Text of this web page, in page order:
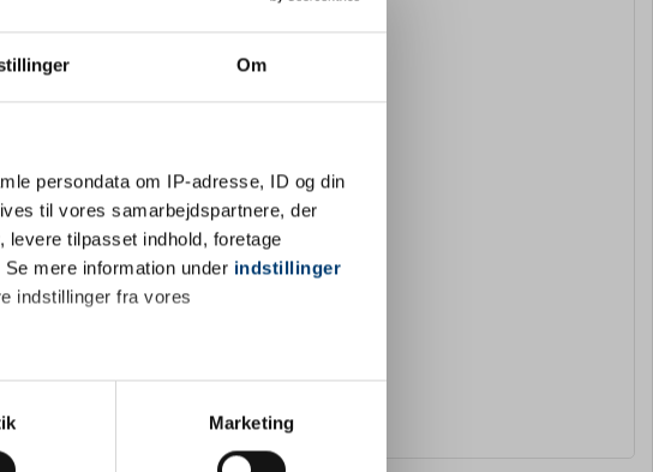
Om
persondata om IP-adresse, ID og din
til vores samarbejdspartnere, der
levere tilpasset indhold, foretage
mere information under indstillinger
indstillinger fra vores
for få meter
Marketing